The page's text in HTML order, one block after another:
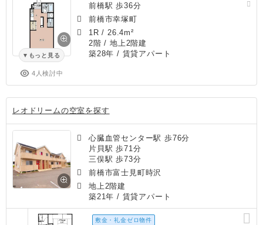
もっと見る
4人検討中
前橋駅 歩36分
前橋市幸塚町
1R / 26.4m²
2階 / 地上2階建
築28年 / 賃貸アパート
レオドリームの空室を探す
心臓血管センター駅 歩76分
片貝駅 歩71分
三俣駅 歩73分
前橋市富士見町時沢
地上2階建
築21年 / 賃貸アパート
敷金・礼金ゼロ物件